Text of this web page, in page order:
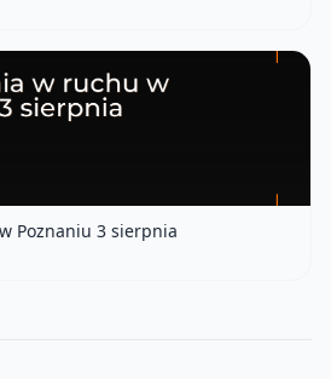
Poznaniu 3 sierpnia